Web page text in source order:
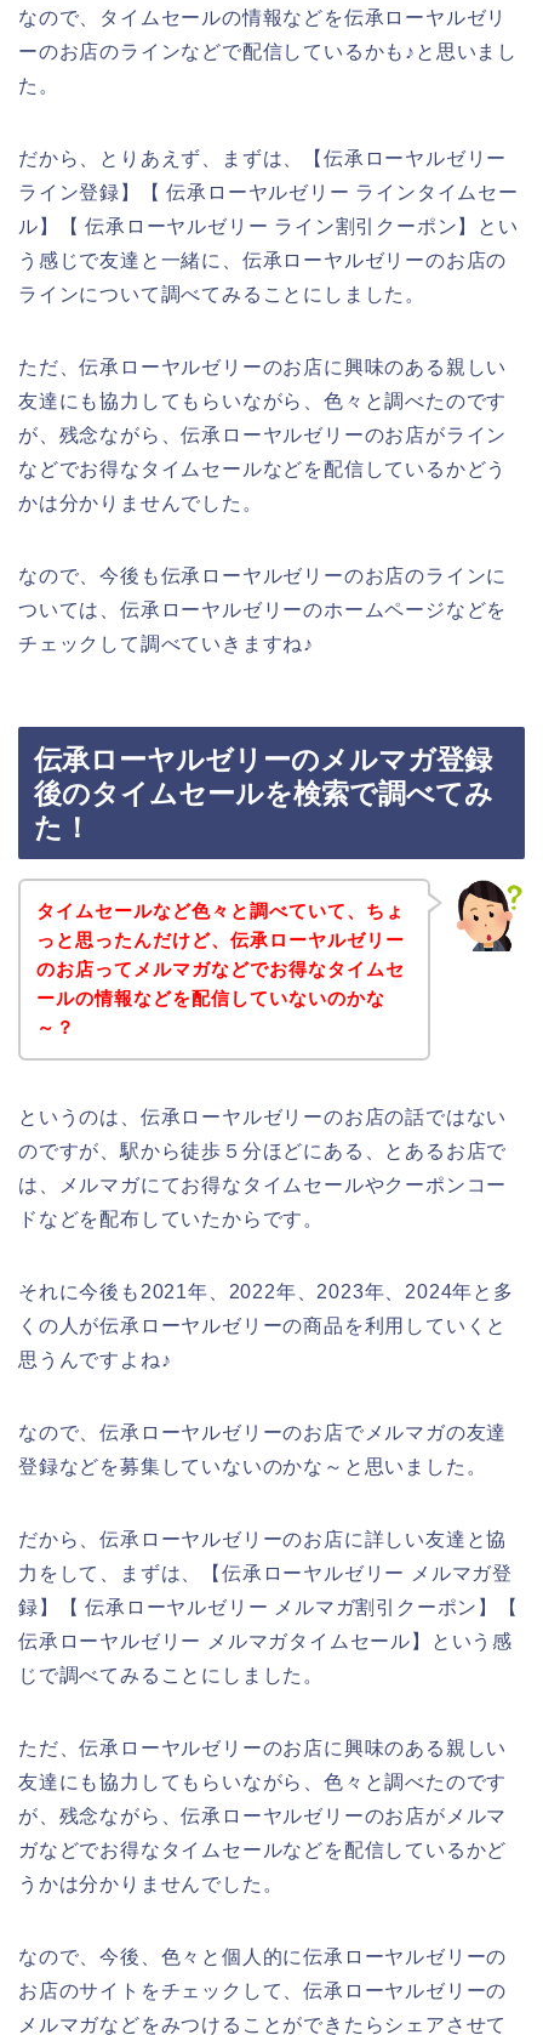
なので、タイムセールの情報などを伝承ローヤルゼリ
ーのお店のラインなどで配信しているかも♪と思いまし
た。
だから、とりあえず、まずは、【伝承ローヤルゼリー
ライン登録】【 伝承ローヤルゼリー ラインタイムセー
ル】【 伝承ローヤルゼリー ライン割引クーポン】とい
う感じで友達と一緒に、伝承ローヤルゼリーのお店の
ラインについて調べてみることにしました。
ただ、伝承ローヤルゼリーのお店に興味のある親しい
友達にも協力してもらいながら、色々と調べたのです
が、残念ながら、伝承ローヤルゼリーのお店がライン
などでお得なタイムセールなどを配信しているかどう
かは分かりませんでした。
なので、今後も伝承ローヤルゼリーのお店のラインに
ついては、伝承ローヤルゼリーのホームページなどを
チェックして調べていきますね♪
伝承ローヤルゼリーのメルマガ登録
後のタイムセールを検索で調べてみ
た！
タイムセールなど色々と調べていて、ちょ
っと思ったんだけど、伝承ローヤルゼリー
のお店ってメルマガなどでお得なタイムセ
ールの情報などを配信していないのかな
～？
というのは、伝承ローヤルゼリーのお店の話ではない
のですが、駅から徒歩５分ほどにある、とあるお店で
は、メルマガにてお得なタイムセールやクーポンコー
ドなどを配布していたからです。
それに今後も2021年、2022年、2023年、2024年と多
くの人が伝承ローヤルゼリーの商品を利用していくと
思うんですよね♪
なので、伝承ローヤルゼリーのお店でメルマガの友達
登録などを募集していないのかな～と思いました。
だから、伝承ローヤルゼリーのお店に詳しい友達と協
力をして、まずは、【伝承ローヤルゼリー メルマガ登
録】【 伝承ローヤルゼリー メルマガ割引クーポン】【
伝承ローヤルゼリー メルマガタイムセール】という感
じで調べてみることにしました。
ただ、伝承ローヤルゼリーのお店に興味のある親しい
友達にも協力してもらいながら、色々と調べたのです
が、残念ながら、伝承ローヤルゼリーのお店がメルマ
ガなどでお得なタイムセールなどを配信しているかど
うかは分かりませんでした。
なので、今後、色々と個人的に伝承ローヤルゼリーの
お店のサイトをチェックして、伝承ローヤルゼリーの
メルマガなどをみつけることができたらシェアさせて